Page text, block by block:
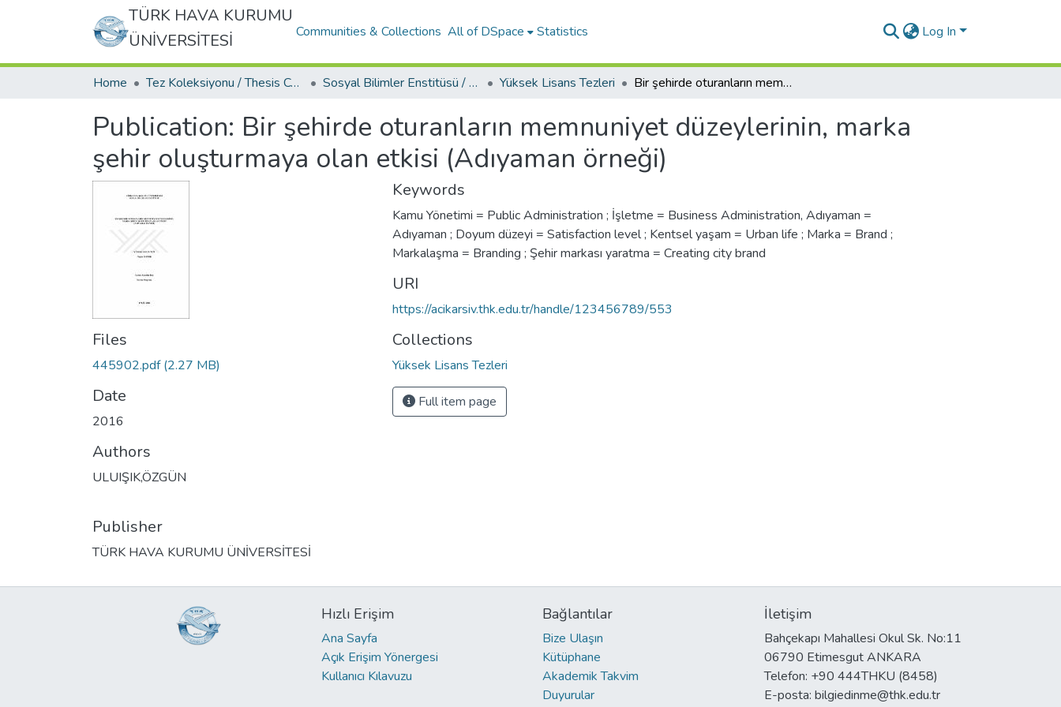
TÜRK HAVA KURUMU
ÜNİVERSİTESİ
Communities & Collections All of DSpace Statistics Log In
Home Tez Koleksiyonu / Thesis Collection Sosyal Bilimler Enstitüsü / Social Sciences Institute Yüksek Lisans Tezleri Bir şehirde oturanların memnuniyet düzeylerinin, marka şehir oluşturmaya olan etkisi (Adıyaman örneği)
Publication: Bir şehirde oturanların memnuniyet düzeylerinin, marka
şehir oluşturmaya olan etkisi (Adıyaman örneği)
Files
445902.pdf(2.27 MB)
Date
2016
Authors
ULUIŞIK,ÖZGÜN
Publisher
TÜRK HAVA KURUMU ÜNİVERSİTESİ
Keywords
Kamu Yönetimi = Public Administration ; İşletme = Business Administration, Adıyaman =
Adıyaman ; Doyum düzeyi = Satisfaction level ; Kentsel yaşam = Urban life ; Marka = Brand ;
Markalaşma = Branding ; Şehir markası yaratma = Creating city brand
URI
https://acikarsiv.thk.edu.tr/handle/123456789/553
Collections
Yüksek Lisans Tezleri
Full item page
Hızlı Erişim
Ana Sayfa
Açık Erişim Yönergesi
Kullanıcı Kılavuzu
Bağlantılar
Bize Ulaşın
Kütüphane
Akademik Takvim
Duyurular
İletişim
Bahçekapı Mahallesi Okul Sk. No:11
06790 Etimesgut ANKARA
Telefon: +90 444THKU (8458)
E-posta: bilgiedinme@thk.edu.tr